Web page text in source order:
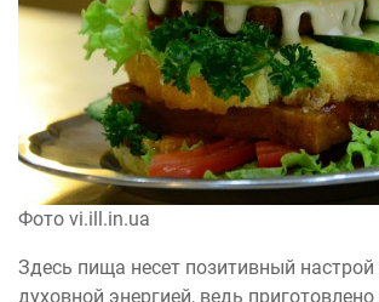
Фото vi.ill.in.ua
Здесь пища несет позитивный настрой
духовной энергией, ведь приготовлено